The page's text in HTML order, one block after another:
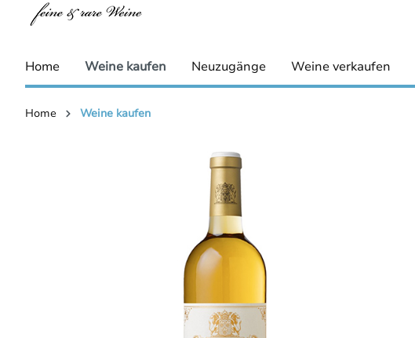
Home Weine kaufen Neuzugänge Weine verkaufen
Home Weine kaufen